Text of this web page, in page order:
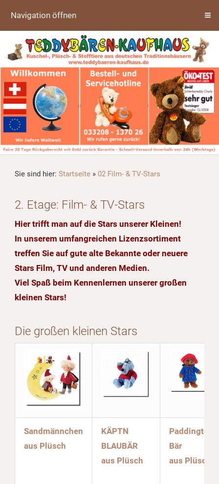
Navigation öffnen
Sie sind hier: Startseite » 02 Film- & TV-Stars
2. Etage: Film- & TV-Stars
Hier trifft man auf die Stars unserer Kleinen!
In unserem umfangreichen Lizenzsortiment
treffen Sie auf gute alte Bekannte oder neuere
Stars Film, TV und anderen Medien.
Viel Spaß beim Kennenlernen unserer großen
kleinen Stars!
Die großen kleinen Stars
Sandmännchen
aus Plüsch
KÄPTN
BLAUBÄR
aus Plüsch
Paddington
Bär
aus Plüsch